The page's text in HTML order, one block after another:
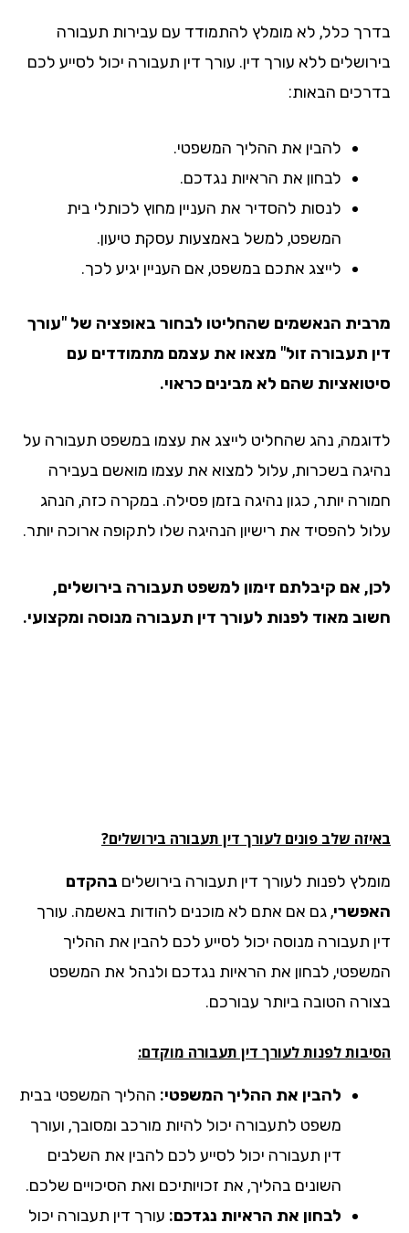
כלל, לא מומלץ להתמודד עם עבירות תעבורה
ללא עורך דין. עורך דין תעבורה יכול לסייע לכם
הבאות:
להבין את ההליך המשפטי.
לבחון את הראיות נגדכם.
לנסות להסדיר את העניין מחוץ לכותלי בית
המשפט, למשל באמצעות עסקת טיעון.
לייצג אתכם במשפט, אם העניין יגיע לכך.
הנאשמים שהחליטו לבחור באופציה של "עורך
תעבורה זול" מצאו את עצמם מתמודדים עם
שהם לא מבינים כראוי.
נהג שהחליט לייצג את עצמו במשפט תעבורה על
בשכרות, עלול למצוא את עצמו מואשם בעבירה
יותר, כגון נהיגה בזמן פסילה. במקרה כזה, הנהג
להפסיד את רישיון הנהיגה שלו לתקופה ארוכה יותר.
אם קיבלתם זימון למשפט תעבורה בירושלים,
מאוד לפנות לעורך דין תעבורה מנוסה ומקצועי.
שלב פונים לעורך דין תעבורה בירושלים?
לפנות לעורך דין תעבורה בירושליםבהקדם
, גם אם אתם לא מוכנים להודות באשמה. עורך
תעבורה מנוסה יכול לסייע לכם להבין את ההליך
לבחון את הראיות נגדכם ולנהל את המשפט
הטובה ביותר עבורכם.
לפנות לעורך דין תעבורה מוקדם:
להבין את ההליך המשפטי:ההליך המשפטי בבית
משפט לתעבורה יכול להיות מורכב ומסובך, ועורך
דין תעבורה יכול לסייע לכם להבין את השלבים
השונים בהליך, את זכויותיכם ואת הסיכויים שלכם.
לבחון את הראיות נגדכם:עורך דין תעבורה יכול